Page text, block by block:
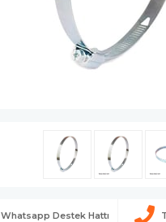
Whatsapp Destek Hattı